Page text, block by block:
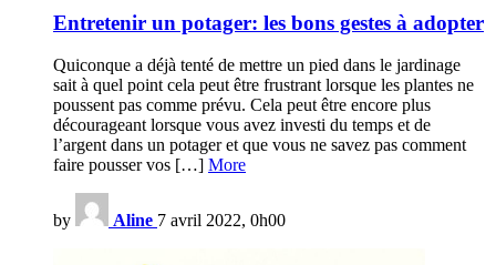
Entretenir un potager: les bons gestes à adopter
Quiconque a déjà tenté de mettre un pied dans le jardinage
sait à quel point cela peut être frustrant lorsque les plantes ne
poussent pas comme prévu. Cela peut être encore plus
décourageant lorsque vous avez investi du temps et de
l’argent dans un potager et que vous ne savez pas comment
faire pousser vos […] More
by Aline 7 avril 2022, 0h00